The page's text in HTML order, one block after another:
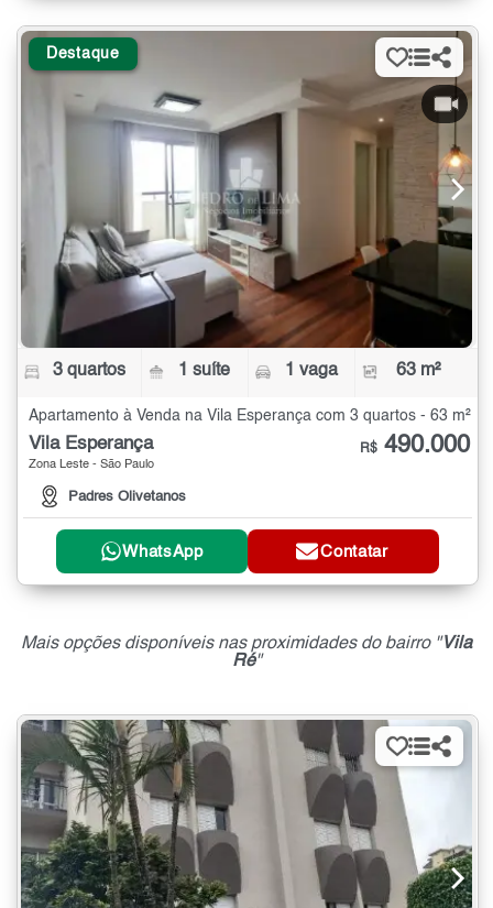
Destaque
3 quartos 1 suíte 1 vaga 63 m²
Apartamento à Venda na Vila Esperança com 3 quartos - 63 m²
Vila Esperança
Zona Leste - São Paulo
Padres Olivetanos
R$ 490.000
WhatsApp Contatar
Mais opções disponíveis nas proximidades do bairro "Vila
Ré"